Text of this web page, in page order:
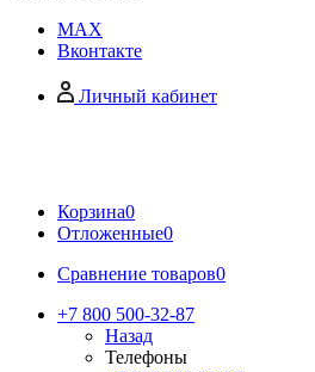
MAX
Вконтакте
Личный кабинет
Корзина0
Отложенные0
Сравнение товаров0
+7 800 500-32-87
Назад
Телефоны